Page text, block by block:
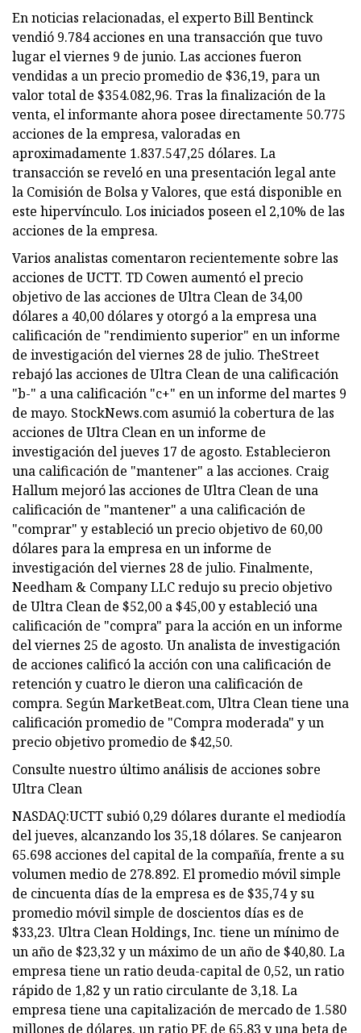
En noticias relacionadas, el experto Bill Bentinck
vendió 9.784 acciones en una transacción que tuvo
lugar el viernes 9 de junio. Las acciones fueron
vendidas a un precio promedio de $36,19, para un
valor total de $354.082,96. Tras la finalización de la
venta, el informante ahora posee directamente 50.775
acciones de la empresa, valoradas en
aproximadamente 1.837.547,25 dólares. La
transacción se reveló en una presentación legal ante
la Comisión de Bolsa y Valores, que está disponible en
este hipervínculo. Los iniciados poseen el 2,10% de las
acciones de la empresa.
Varios analistas comentaron recientemente sobre las
acciones de UCTT. TD Cowen aumentó el precio
objetivo de las acciones de Ultra Clean de 34,00
dólares a 40,00 dólares y otorgó a la empresa una
calificación de "rendimiento superior" en un informe
de investigación del viernes 28 de julio. TheStreet
rebajó las acciones de Ultra Clean de una calificación
"b-" a una calificación "c+" en un informe del martes 9
de mayo. StockNews.com asumió la cobertura de las
acciones de Ultra Clean en un informe de
investigación del jueves 17 de agosto. Establecieron
una calificación de "mantener" a las acciones. Craig
Hallum mejoró las acciones de Ultra Clean de una
calificación de "mantener" a una calificación de
"comprar" y estableció un precio objetivo de 60,00
dólares para la empresa en un informe de
investigación del viernes 28 de julio. Finalmente,
Needham & Company LLC redujo su precio objetivo
de Ultra Clean de $52,00 a $45,00 y estableció una
calificación de "compra" para la acción en un informe
del viernes 25 de agosto. Un analista de investigación
de acciones calificó la acción con una calificación de
retención y cuatro le dieron una calificación de
compra. Según MarketBeat.com, Ultra Clean tiene una
calificación promedio de "Compra moderada" y un
precio objetivo promedio de $42,50.
Consulte nuestro último análisis de acciones sobre
Ultra Clean
NASDAQ:UCTT subió 0,29 dólares durante el mediodía
del jueves, alcanzando los 35,18 dólares. Se canjearon
65.698 acciones del capital de la compañía, frente a su
volumen medio de 278.892. El promedio móvil simple
de cincuenta días de la empresa es de $35,74 y su
promedio móvil simple de doscientos días es de
$33,23. Ultra Clean Holdings, Inc. tiene un mínimo de
un año de $23,32 y un máximo de un año de $40,80. La
empresa tiene un ratio deuda-capital de 0,52, un ratio
rápido de 1,82 y un ratio circulante de 3,18. La
empresa tiene una capitalización de mercado de 1.580
millones de dólares, un ratio PE de 65,83 y una beta de